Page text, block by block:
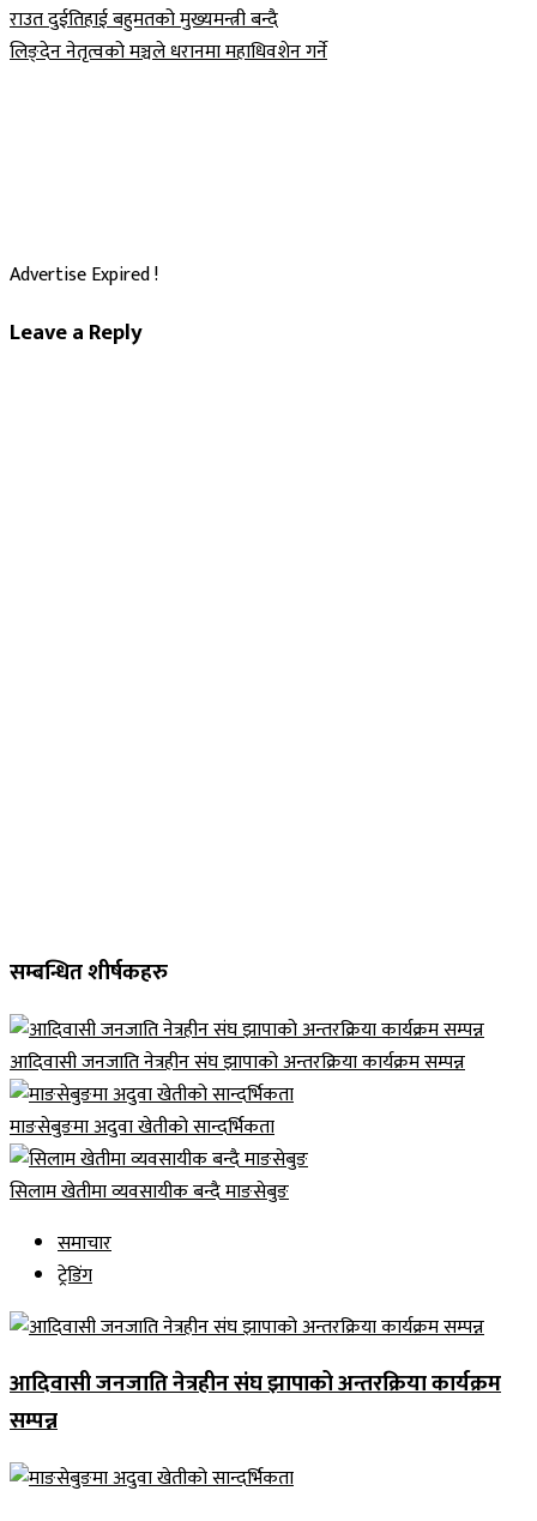
Post
navigation
राउत दुईतिहाई बहुमतको मुख्यमन्त्री बन्दै
लिङ्देन नेतृत्वको मञ्चले धरानमा महाधिवशेन गर्ने
Advertise Expired !
Leave a Reply
सम्बन्धित शीर्षकहरु
आदिवासी जनजाति नेत्रहीन संघ झापाको अन्तरक्रिया कार्यक्रम सम्पन्न
माङसेबुङमा अदुवा खेतीको सान्दर्भिकता
सिलाम खेतीमा व्यवसायीक बन्दै माङसेबुङ
समाचार
ट्रेडिंग
आदिवासी जनजाति नेत्रहीन संघ झापाको अन्तरक्रिया कार्यक्रम
सम्पन्न